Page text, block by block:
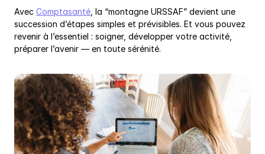
Avec Comptasanté , la “montagne URSSAF” devient une
succession d’étapes simples et prévisibles. Et vous pouvez
revenir à l’essentiel : soigner, développer votre activité,
préparer l’avenir — en toute sérénité.